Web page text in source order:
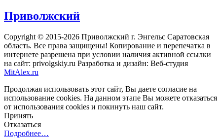
Приволжский
Copyright © 2015-2026 Приволжский г. Энгельс Саратовская
область. Все права защищены! Копирование и перепечатка в
интернете разрешена при условии наличия активной ссылки
на сайт: privolgskiy.ru Разработка и дизайн: Веб-студия
MitAlex.ru
Продолжая использовать этот сайт, Вы даете согласие на
использование cookies. На данном этапе Вы можете отказаться
от использования cookies и покинуть наш сайт.
Принять
Отказаться
Подробнее…